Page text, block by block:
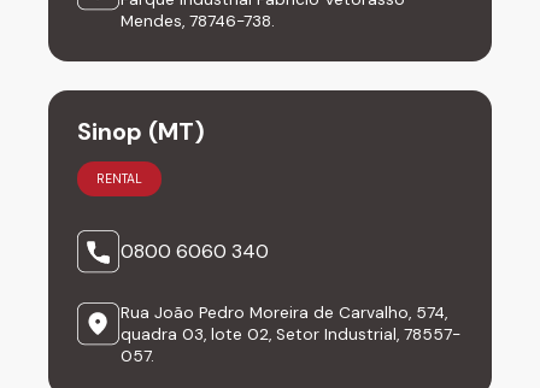
Mendes, 78746-738.
Sinop (MT)
RENTAL
0800 6060 340
Rua João Pedro Moreira de Carvalho, 574,
quadra 03, lote 02, Setor Industrial, 78557-
057.